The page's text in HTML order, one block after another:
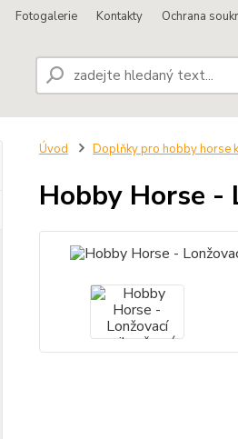
Fotogalerie Kontakty Ochrana
Úvod Doplňky pro hobby horse
Hobby Horse -